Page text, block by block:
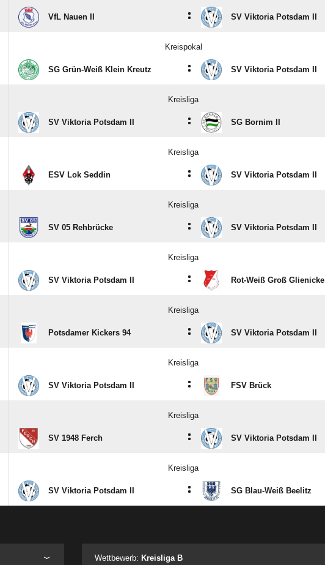
VfL Nauen II : SV Viktoria Potsdam II
Kreispokal
SG Grün-Weiß Klein Kreutz : SV Viktoria Potsdam II
Kreisliga
SV Viktoria Potsdam II : SG Bornim II
Kreisliga
ESV Lok Seddin : SV Viktoria Potsdam II
Kreisliga
SV 05 Rehbrücke : SV Viktoria Potsdam II
Kreisliga
SV Viktoria Potsdam II : Rot-Weiß Groß Glienicke
Kreisliga
Potsdamer Kickers 94 : SV Viktoria Potsdam II
Kreisliga
SV Viktoria Potsdam II : FSV Brück
Kreisliga
SV 1948 Ferch : SV Viktoria Potsdam II
Kreisliga
SV Viktoria Potsdam II : SG Blau-Weiß Beelitz
Wettbewerb: Kreisliga B